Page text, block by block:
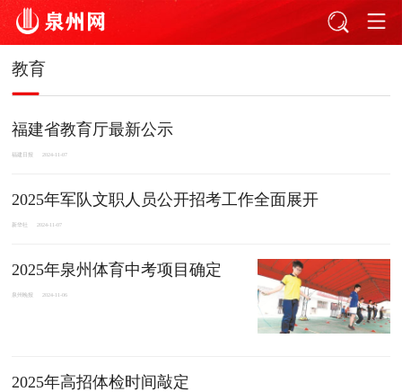
教育
福建省教育厅最新公示
福建日报 2024-11-07
2025年军队文职人员公开招考工作全面展开
新华社 2024-11-07
2025年泉州体育中考项目确定
泉州晚报 2024-11-06
2025年高招体检时间敲定